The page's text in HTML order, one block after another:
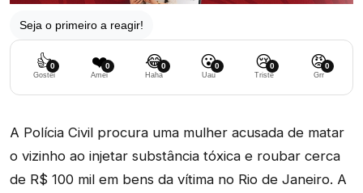
Seja o primeiro a reagir!
👍0
Gostei
❤️0
Amei
😂0
Haha
😮0
Uau
😢0
Triste
😡0
Grr
A Polícia Civil procura uma mulher acusada de matar
o vizinho ao injetar substância tóxica e roubar cerca
de R$ 100 mil em bens da vítima no Rio de Janeiro. A